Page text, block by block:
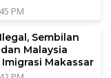
PM
Sembilan
Malaysia
Makassar